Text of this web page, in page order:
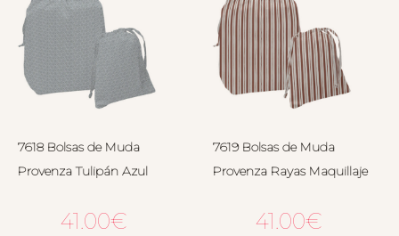
7618 Bolsas de Muda
Provenza Tulipán Azul
41.00€
7619 Bolsas de Muda
Provenza Rayas Maquillaje
41.00€